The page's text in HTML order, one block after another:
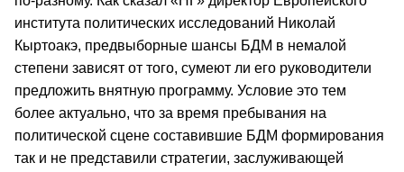
института политических исследований Николай
Кыртоакэ, предвыборные шансы БДМ в немалой
степени зависят от того, сумеют ли его руководители
предложить внятную программу. Условие это тем
более актуально, что за время пребывания на
политической сцене составившие БДМ формирования
так и не представили стратегии, заслуживающей